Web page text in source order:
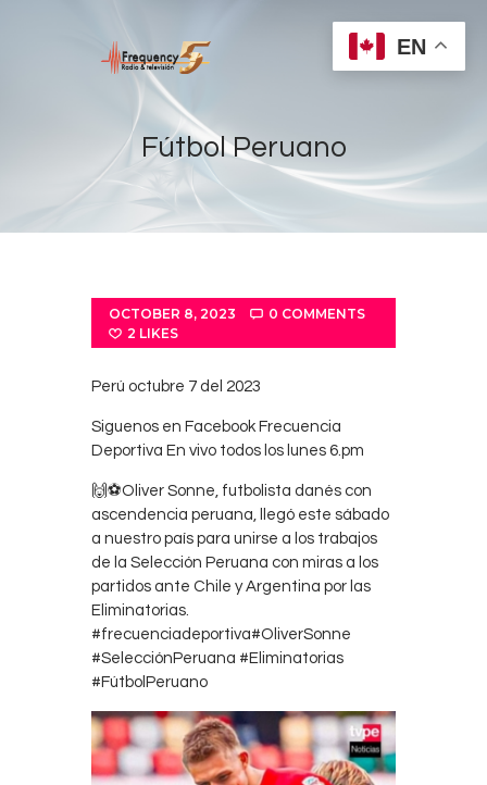
Fútbol Peruano
Home
Shows
News
Events
Contacts
Cine
OCTOBER 8, 2023 0 COMMENTS
2 LIKES
Perú octubre 7 del 2023
Siguenos en Facebook Frecuencia
Deportiva En vivo todos los lunes 6.pm
🙌⚽Oliver Sonne, futbolista danés con
ascendencia peruana, llegó este sábado
a nuestro país para unirse a los trabajos
de la Selección Peruana con miras a los
partidos ante Chile y Argentina por las
Eliminatorias.
#frecuenciadeportiva#OliverSonne
#SelecciónPeruana #Eliminatorias
#FútbolPeruano
EN